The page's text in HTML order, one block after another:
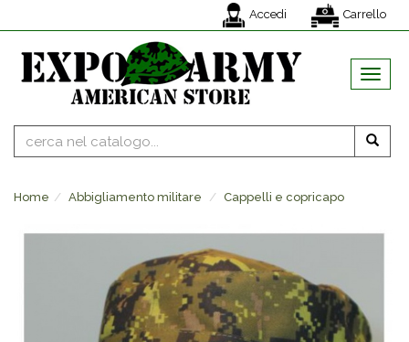
Accedi Carrello
MENU
Home Abbigliamento militare Cappelli e copricapo